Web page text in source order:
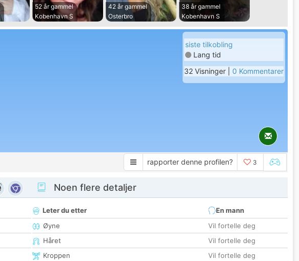
52 år gammel
Kobenhavn S
42 år gammel
Osterbro
38 år gammel
Kobenhavn S
siste tilkobling
Lang tid
32 Visninger | 0 Kommentarer
rapporter denne profilen? 3
Noen flere detaljer
Leter du etter
En mann
Øyne
Vil fortelle deg
Håret
Vil fortelle deg
Kroppen
Vil fortelle deg